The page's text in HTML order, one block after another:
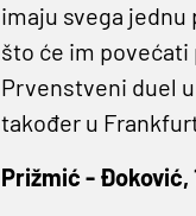
imaju svega
što će im povećati
Prvenstveni duel
također u
Prižmić - Đoković,